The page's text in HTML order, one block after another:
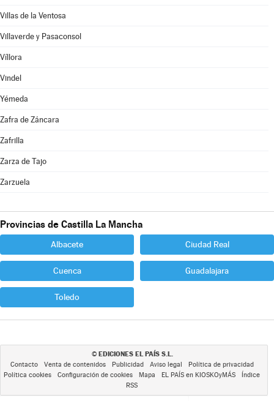
Villas de la Ventosa
Villaverde y Pasaconsol
Víllora
Vindel
Yémeda
Zafra de Záncara
Zafrilla
Zarza de Tajo
Zarzuela
Provincias de Castilla La Mancha
Albacete Ciudad Real
Cuenca Guadalajara
Toledo
© EDICIONES EL PAÍS S.L.
Contacto Venta de contenidos Publicidad Aviso legal
Política de privacidad
Política cookies
Configuración de cookies Mapa EL PAÍS en KIOSKOyMÁS
Índice
RSS